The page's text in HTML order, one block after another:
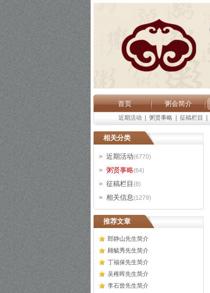
首页 粥会简介
近期活动 粥贤事略 征稿栏目
相关分类
近期活动(6770)
粥贤事略(64)
征稿栏目 (8)
相关信息(1279)
推荐文章
郎静山先生简介
顾毓秀先生简介
丁福保先生简介
吴稚晖先生简介
李石曾先生简介